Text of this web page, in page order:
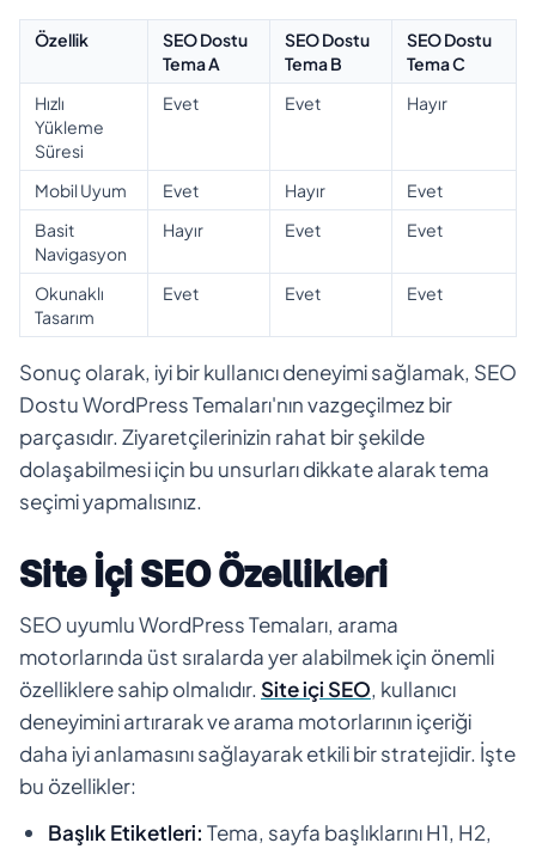
Özellik
SEO Dostu
Tema A
SEO Dostu
Tema B
SEO Dostu
Tema C
Hızlı
Yükleme
Süresi
Evet Evet Hayır
Mobil Uyum Evet Hayır
Evet
Basit
Navigasyon
Hayır Evet Evet
Okunaklı
Tasarım
Evet Evet Evet
Sonuç olarak, iyi bir kullanıcı deneyimi sağlamak, SEO
Dostu WordPress Temaları'nın vazgeçilmez bir
parçasıdır. Ziyaretçilerinizin rahat bir şekilde
dolaşabilmesi için bu unsurları dikkate alarak tema
seçimi yapmalısınız.
Site İçi SEO Özellikleri
SEO uyumlu WordPress Temaları, arama
motorlarında üst sıralarda yer alabilmek için önemli
özelliklere sahip olmalıdır. Site içi SEO, kullanıcı
deneyimini artırarak ve arama motorlarının içeriği
daha iyi anlamasını sağlayarak etkili bir stratejidir. İşte
bu özellikler:
Başlık Etiketleri: Tema, sayfa başlıklarını H1, H2,